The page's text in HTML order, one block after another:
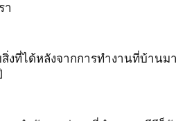
า
งที่ได้หลังจากการทำงานที่บ้านมา